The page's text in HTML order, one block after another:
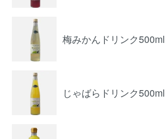
梅みかんドリンク500ml
じゃばらドリンク500ml